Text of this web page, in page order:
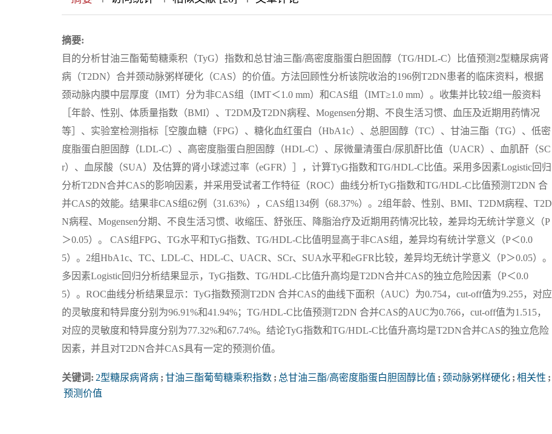
摘要:
目的分析甘油三酯葡萄糖乘积（TyG）指数和总甘油三酯/高密度脂蛋白胆固醇（TG/HDL-C）比值预测2型糖尿病肾
病（T2DN）合并颈动脉粥样硬化（CAS）的价值。方法回顾性分析该院收治的196例T2DN患者的临床资料，根据
颈动脉内膜中层厚度（IMT）分为非CAS组（IMT＜1.0 mm）和CAS组（IMT≥1.0 mm）。收集并比较2组一般资料
［年龄、性别、体质量指数（BMI）、T2DM及T2DN病程、Mogensen分期、不良生活习惯、血压及近期用药情况
等］、实验室检测指标［空腹血糖（FPG）、糖化血红蛋白（HbA1c）、总胆固醇（TC）、甘油三酯（TG）、低密
度脂蛋白胆固醇（LDL-C）、高密度脂蛋白胆固醇（HDL-C）、尿微量清蛋白/尿肌酐比值（UACR）、血肌酐（SC
r）、血尿酸（SUA）及估算的肾小球滤过率（eGFR）］，计算TyG指数和TG/HDL-C比值。采用多因素Logistic回归
分析T2DN合并CAS的影响因素，并采用受试者工作特征（ROC）曲线分析TyG指数和TG/HDL-C比值预测T2DN 合
并CAS的效能。结果非CAS组62例（31.63%），CAS组134例（68.37%）。2组年龄、性别、BMI、T2DM病程、T2D
N病程、Mogensen分期、不良生活习惯、收缩压、舒张压、降脂治疗及近期用药情况比较，差异均无统计学意义（P
＞0.05）。 CAS组FPG、TG水平和TyG指数、TG/HDL-C比值明显高于非CAS组，差异均有统计学意义（P＜0.0
5）。2组HbA1c、TC、LDL-C、HDL-C、UACR、SCr、SUA水平和eGFR比较，差异均无统计学意义（P＞0.05）。
多因素Logistic回归分析结果显示，TyG指数、TG/HDL-C比值升高均是T2DN合并CAS的独立危险因素（P＜0.0
5）。ROC曲线分析结果显示：TyG指数预测T2DN 合并CAS的曲线下面积（AUC）为0.754，cut-off值为9.255，对应
的灵敏度和特异度分别为96.91%和41.94%；TG/HDL-C比值预测T2DN 合并CAS的AUC为0.766，cut-off值为1.515，
对应的灵敏度和特异度分别为77.32%和67.74%。结论TyG指数和TG/HDL-C比值升高均是T2DN合并CAS的独立危险
因素，并且对T2DN合并CAS具有一定的预测价值。
关键词: 2型糖尿病肾病 ; 甘油三酯葡萄糖乘积指数 ; 总甘油三酯/高密度脂蛋白胆固醇比值 ; 颈动脉粥样硬化 ; 相关性 ;
预测价值